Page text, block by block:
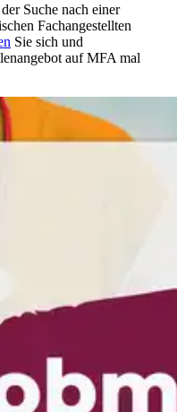
Suche nach einer
Fachangestellten
Sie sich und
auf MFA mal